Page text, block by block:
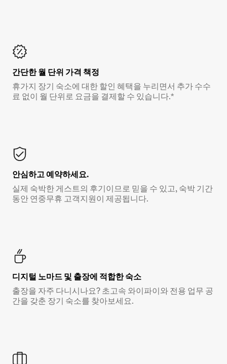
간단한 월 단위 가격 책정
휴가지 장기 숙소에 대한 할인 혜택을 누리면서 추가 수수
료 없이 월 단위로 요금을 결제할 수 있습니다.*
안심하고 예약하세요.
실제 숙박한 게스트의 후기이므로 믿을 수 있고, 숙박 기간
동안 연중무휴 고객지원이 제공됩니다.
디지털 노마드 및 출장에 적합한 숙소
출장을 자주 다니시나요? 초고속 와이파이와 전용 업무 공
간을 갖춘 장기 숙소를 찾아보세요.